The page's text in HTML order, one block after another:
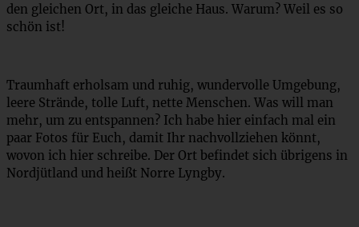
den gleichen Ort, in das gleiche Haus. Warum? Weil es so
schön ist!
Traumhaft erholsam und ruhig, wundervolle Umgebung,
leere Strände, tolle Luft, nette Menschen. Was will man
mehr, um zu entspannen? Ich habe hier einfach mal ein
paar Fotos für Euch, damit Ihr nachvollziehen könnt,
wovon ich hier schreibe. Der Ort befindet sich übrigens in
Nordjütland und heißt Norre Lyngby.